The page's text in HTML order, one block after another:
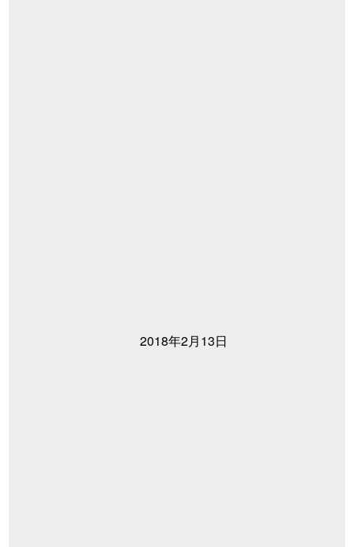
2018年2月13日